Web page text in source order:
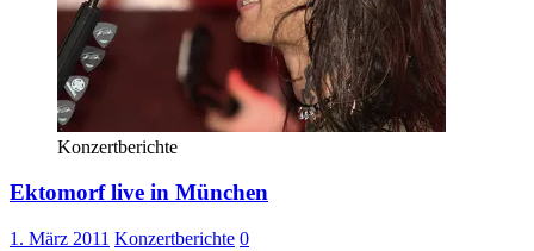
Konzertberichte
Ektomorf live in München
1. März 2011 Konzertberichte 0